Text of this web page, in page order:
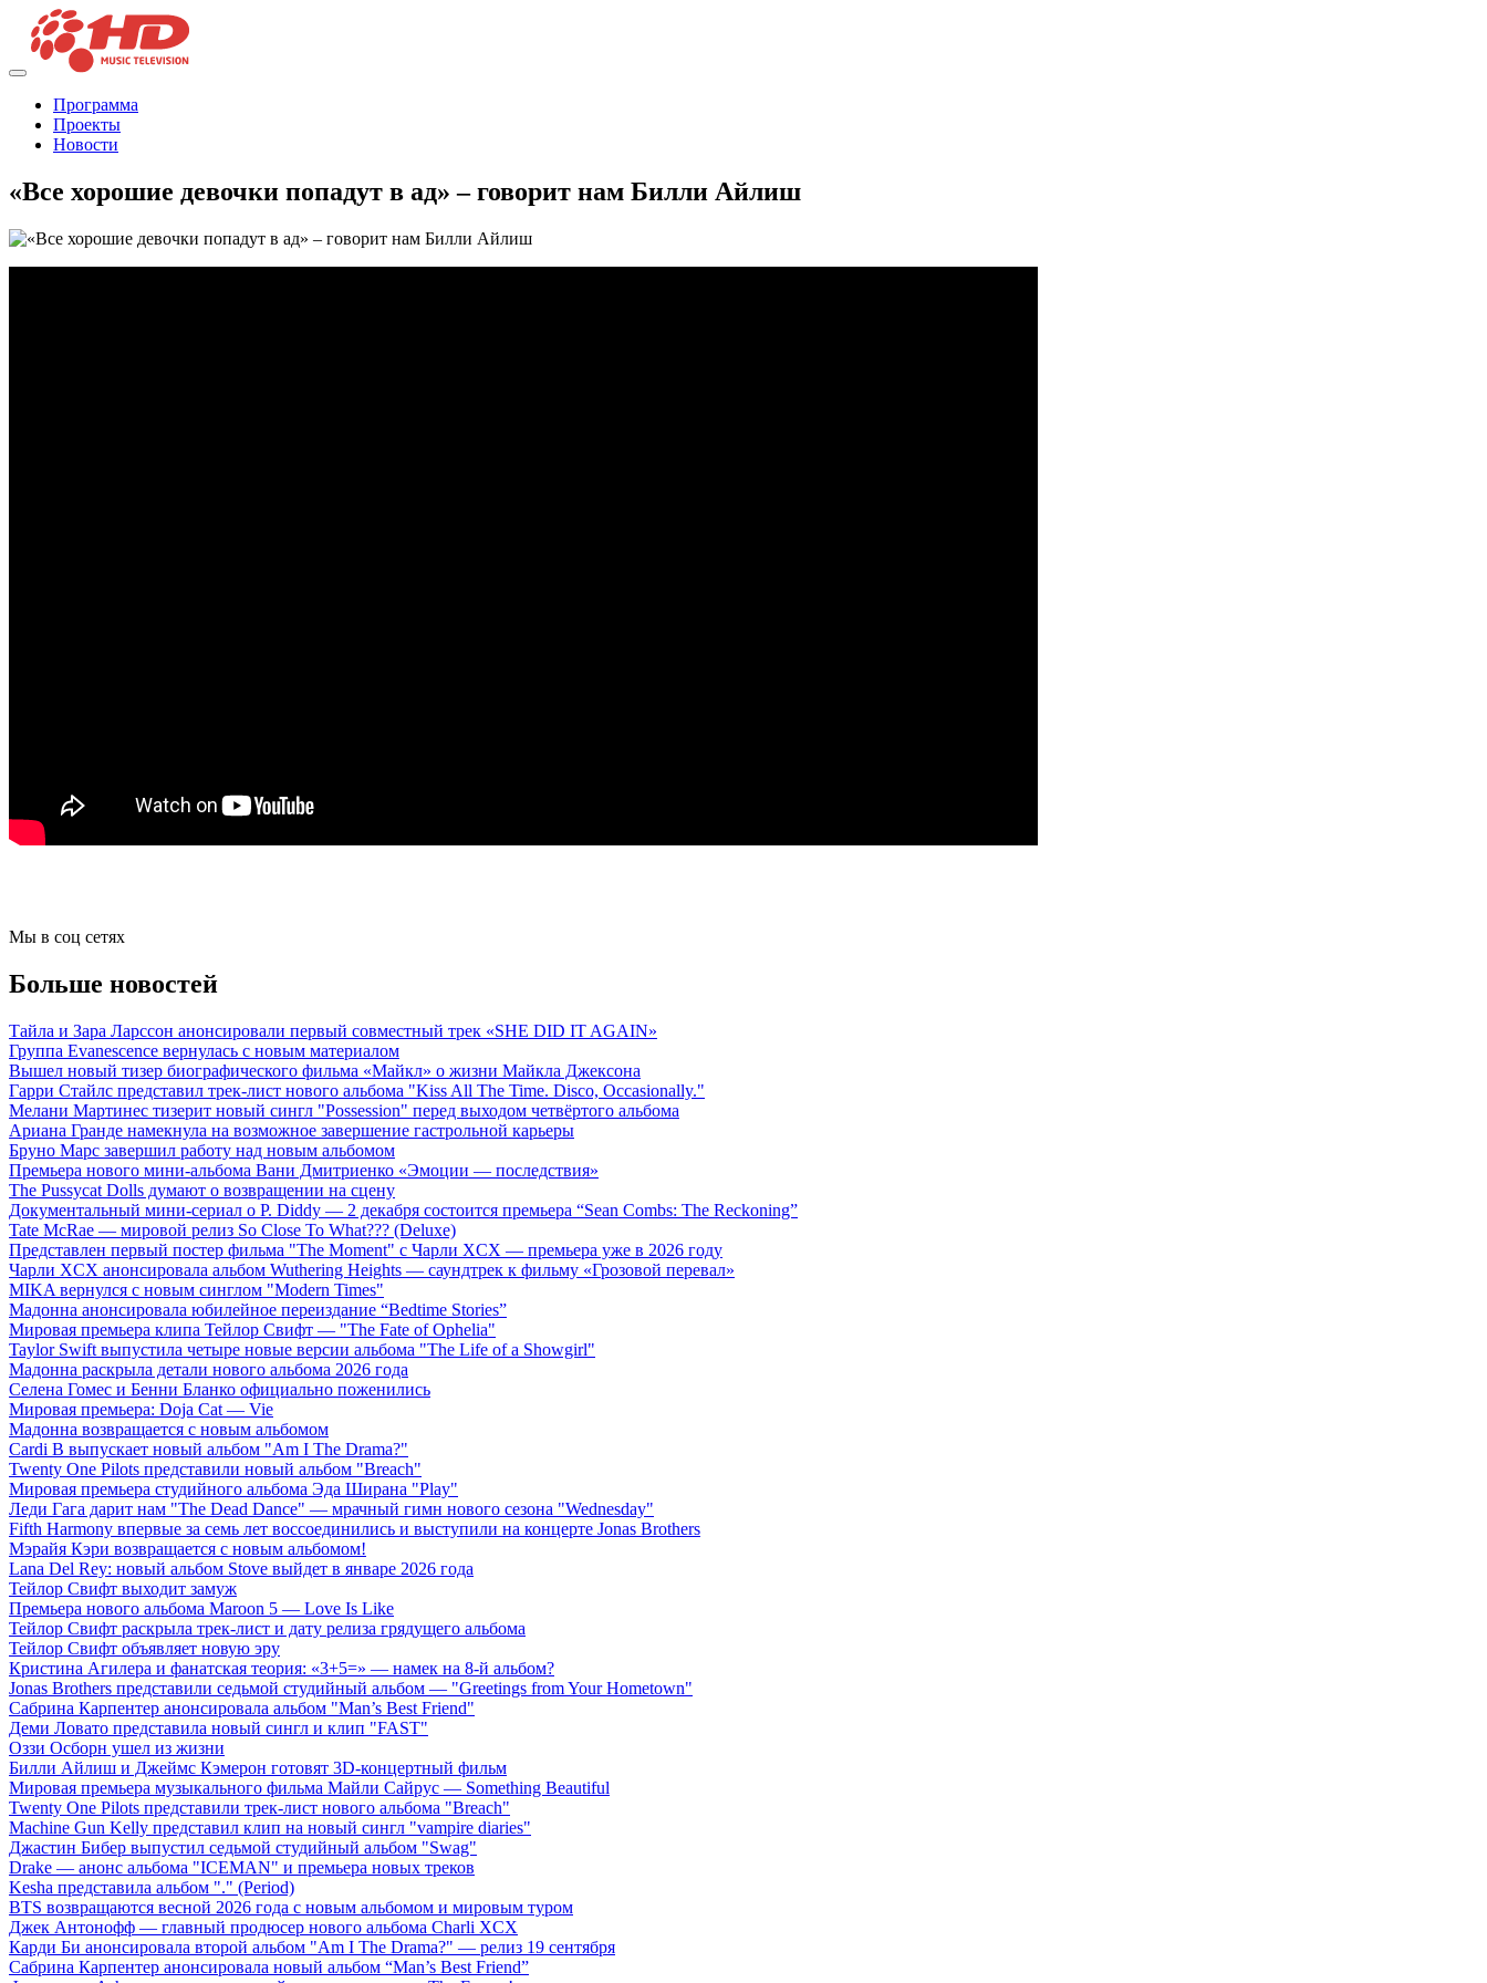
Программа
Проекты
Новости
«Все хорошие девочки попадут в ад» – говорит нам Билли Айлиш
Мы в соц сетях
Больше новостей
Тайла и Зара Ларссон анонсировали первый совместный трек «SHE DID IT AGAIN»
Группа Evanescence вернулась с новым материалом
Вышел новый тизер биографического фильма «Майкл» о жизни Майкла Джексона
Гарри Стайлс представил трек-лист нового альбома "Kiss All The Time. Disco, Occasionally."
Мелани Мартинес тизерит новый сингл "Possession" перед выходом четвёртого альбома
Ариана Гранде намекнула на возможное завершение гастрольной карьеры
Бруно Марс завершил работу над новым альбомом
Премьера нового мини-альбома Вани Дмитриенко «Эмоции — последствия»
The Pussycat Dolls думают о возвращении на сцену
Документальный мини-сериал о P. Diddy — 2 декабря состоится премьера “Sean Combs: The Reckoning”
Tate McRae — мировой релиз So Close To What??? (Deluxe)
Представлен первый постер фильма "The Moment" с Чарли XCX — премьера уже в 2026 году
Чарли XCX анонсировала альбом Wuthering Heights — саундтрек к фильму «Грозовой перевал»
MIKA вернулся с новым синглом "Modern Times"
Мадонна анонсировала юбилейное переиздание “Bedtime Stories”
Мировая премьера клипа Тейлор Свифт — "The Fate of Ophelia"
Taylor Swift выпустила четыре новые версии альбома "The Life of a Showgirl"
Мадонна раскрыла детали нового альбома 2026 года
Селена Гомес и Бенни Бланко официально поженились
Мировая премьера: Doja Cat — Vie
Мадонна возвращается с новым альбомом
Cardi B выпускает новый альбом "Am I The Drama?"
Twenty One Pilots представили новый альбом "Breach"
Мировая премьера студийного альбома Эда Ширана "Play"
Леди Гага дарит нам "The Dead Dance" — мрачный гимн нового сезона "Wednesday"
Fifth Harmony впервые за семь лет воссоединились и выступили на концерте Jonas Brothers
Мэрайя Кэри возвращается с новым альбомом!
Lana Del Rey: новый альбом Stove выйдет в январе 2026 года
Тейлор Свифт выходит замуж
Премьера нового альбома Maroon 5 — Love Is Like
Тейлор Свифт раскрыла трек-лист и дату релиза грядущего альбома
Тейлор Свифт объявляет новую эру
Кристина Агилера и фанатская теория: «3+5=» — намек на 8-й альбом?
Jonas Brothers представили седьмой студийный альбом — "Greetings from Your Hometown"
Сабрина Карпентер анонсировала альбом "Man’s Best Friend"
Деми Ловато представила новый сингл и клип "FAST"
Оззи Осборн ушел из жизни
Билли Айлиш и Джеймс Кэмерон готовят 3D-концертный фильм
Мировая премьера музыкального фильма Майли Сайрус — Something Beautiful
Twenty One Pilots представили трек-лист нового альбома "Breach"
Machine Gun Kelly представил клип на новый сингл "vampire diaries"
Джастин Бибер выпустил седьмой студийный альбом "Swag"
Drake — анонс альбома "ICEMAN" и премьера новых треков
Kesha представила альбом "." (Period)
BTS возвращаются весной 2026 года с новым альбомом и мировым туром
Джек Антонофф — главный продюсер нового альбома Charli XCX
Карди Би анонсировала второй альбом "Am I The Drama?" — релиз 19 сентября
Сабрина Карпентер анонсировала новый альбом “Man’s Best Friend”